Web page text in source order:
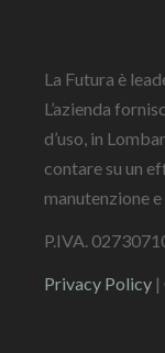
La Futura è
L’azienda
d’uso, in
contare su un
manutenzione e
P.IVA.
Privacy Policy |